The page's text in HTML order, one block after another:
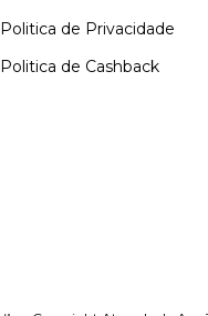
Politica de Privacidade
Politica de Cashback